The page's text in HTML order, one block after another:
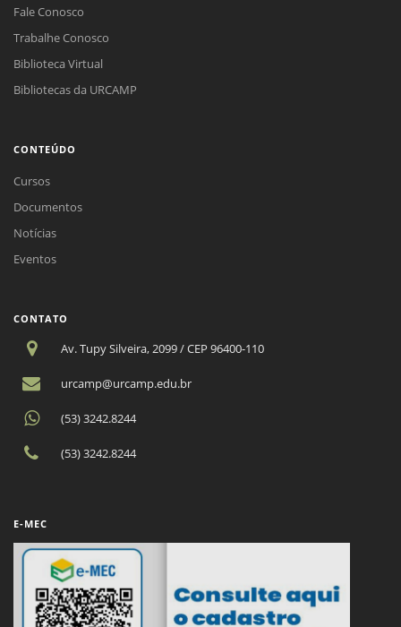
Fale Conosco
Trabalhe Conosco
Biblioteca Virtual
Bibliotecas da URCAMP
CONTEÚDO
Cursos
Documentos
Notícias
Eventos
CONTATO
Av. Tupy Silveira, 2099 / CEP 96400-110
urcamp@urcamp.edu.br
(53) 3242.8244
(53) 3242.8244
E-MEC